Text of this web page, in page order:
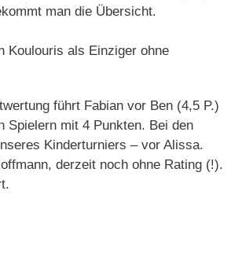
man die Übersicht.
Koulouris als Einziger ohne
führt Fabian vor Ben (4,5 P.)
Spielern mit 4 Punkten. Bei den
Kinderturniers – vor Alissa.
derzeit noch ohne Rating (!).